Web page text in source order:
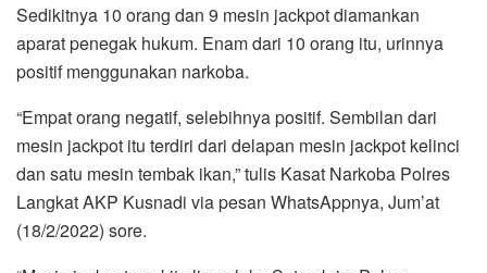
Sedikitnya 10 orang dan 9 mesin jackpot diamankan
aparat penegak hukum. Enam dari 10 orang itu, urinnya
positif menggunakan narkoba.
“Empat orang negatif, selebihnya positif. Sembilan dari
mesin jackpot itu terdiri dari delapan mesin jackpot kelinci
dan satu mesin tembak ikan,” tulis Kasat Narkoba Polres
Langkat AKP Kusnadi via pesan WhatsAppnya, Jum’at
(18/2/2022) sore.